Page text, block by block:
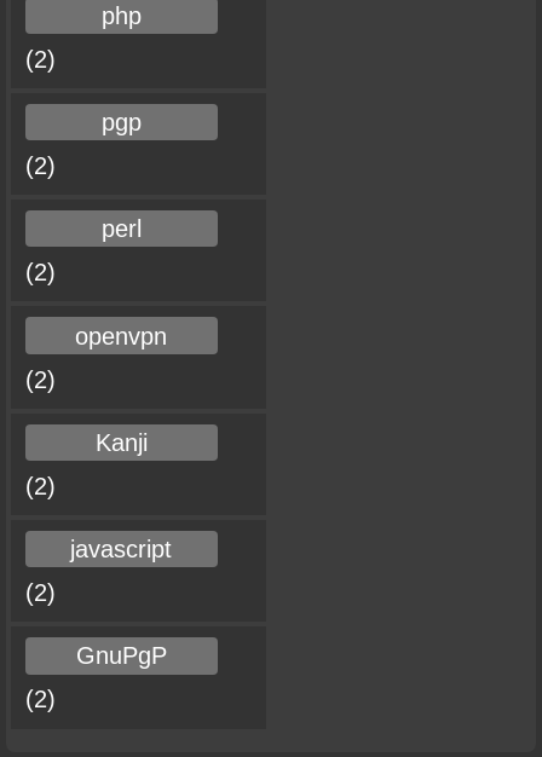
php
(2)
pgp
(2)
perl
(2)
openvpn
(2)
Kanji
(2)
javascript
(2)
GnuPgP
(2)